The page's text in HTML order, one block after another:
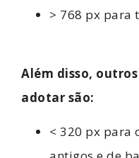
> 768 px para
Além disso,
adotar são:
< 320 px para